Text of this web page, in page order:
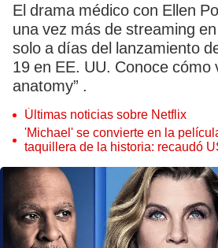
El drama médico con Ellen
una vez más de streaming
solo a días del lanzamiento
19 en EE. UU. Conoce cómo
anatomy” .
Últimas noticias sobre Netflix
'Michael' se convierte en la
taquillera de la historia: recaudó